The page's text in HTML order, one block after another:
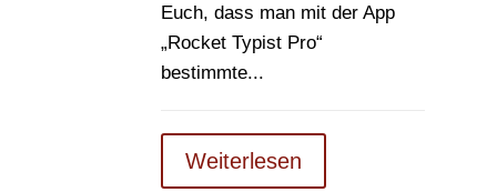
Euch, dass man mit der App
„Rocket Typist Pro“
bestimmte...
Weiterlesen